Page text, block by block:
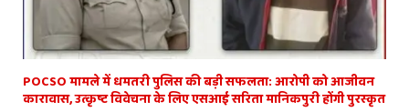
POCSO मामले में धमतरी पुलिस की बड़ी सफलता: आरोपी को आजीवन
कारावास, उत्कृष्ट विवेचना के लिए एसआई सरिता मानिकपुरी होंगी पुरस्कृत